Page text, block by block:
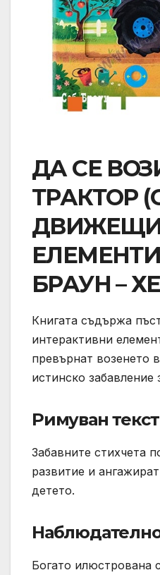
ДА СЕ
ТРАКТОР
ДВИЖЕЩИ
БРАУН –
Книгата съдържа
интерактивни
превърнат возенето
истинско
Римуван текст
Забавните стихчета
развитие и
детето.
Богато илюстрована